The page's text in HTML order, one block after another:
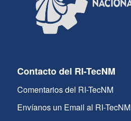
Contacto del RI-TecNM
Comentarios del RI-TecNM
Envíanos un Email al RI-TecNM